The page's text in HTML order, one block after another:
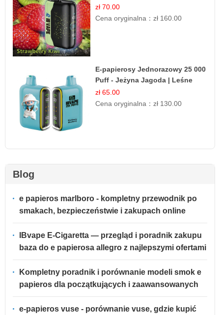
zł 70.00
Cena oryginalna：zł 160.00
E-papierosy Jednorazowy 25 000
Puff - Jeżyna Jagoda | Leśne
Owoce
zł 65.00
Cena oryginalna：zł 130.00
Blog
e papieros marlboro - kompletny przewodnik po
smakach, bezpieczeństwie i zakupach online
IBvape E-Cigaretta — przegląd i poradnik zakupu
baza do e papierosa allegro z najlepszymi ofertami
Kompletny poradnik i porównanie modeli smok e
papieros dla początkujących i zaawansowanych
e-papieros vuse - porównanie vuse, gdzie kupić